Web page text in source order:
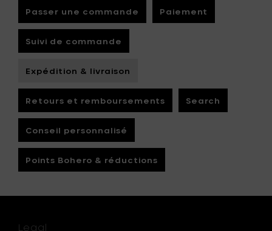
Passer une commande Paiement
Suivi de commande
Expédition & livraison
Retours et remboursements Search
Conseil personnalisé
Points Bohero & réductions
Legal